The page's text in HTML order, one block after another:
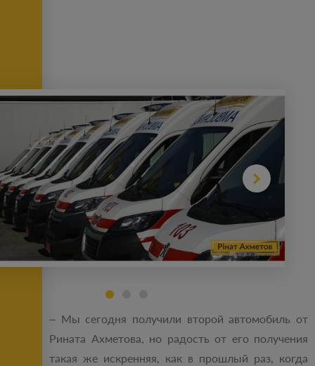
– Мы сегодня получили второй автомобиль от
Рината Ахметова, но радость от его получения
такая же искренняя, как в прошлый раз, когда